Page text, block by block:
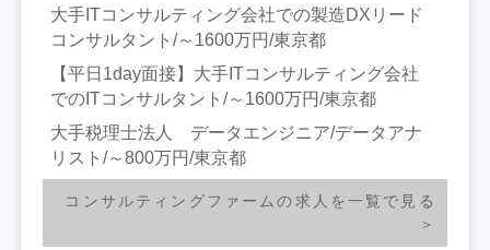
大手ITコンサルティング会社での製造DXリード
コンサルタント/～1600万円/東京都
【平日1day面接】大手ITコンサルティング会社
でのITコンサルタント/～1600万円/東京都
大手税理士法人 データエンジニア/データアナ
リスト/～800万円/東京都
コンサルティングファームの求人を一覧で見る